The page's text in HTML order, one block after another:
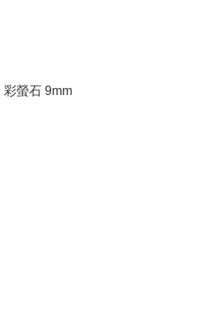
彩螢石 9mm